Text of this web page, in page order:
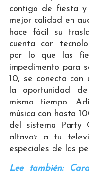
contigo de fiesta
mejor calidad en
hace fácil su
cuenta con
por lo que las
impedimento para
10, se conecta con
la oportunidad
mismo tiempo.
música con hasta
del sistema Party
altavoz a tu
especiales de las
Lee también: